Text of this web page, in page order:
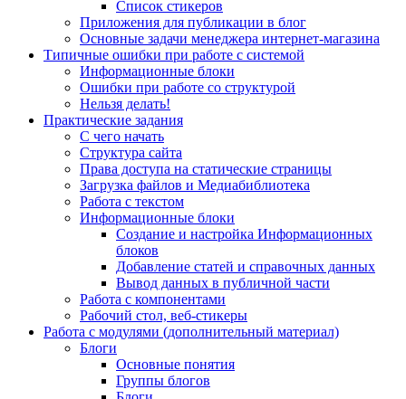
Список стикеров
Приложения для публикации в блог
Основные задачи менеджера интернет-магазина
Типичные ошибки при работе с системой
Информационные блоки
Ошибки при работе со структурой
Нельзя делать!
Практические задания
С чего начать
Структура сайта
Права доступа на статические страницы
Загрузка файлов и Медиабиблиотека
Работа с текстом
Информационные блоки
Создание и настройка Информационных
блоков
Добавление статей и справочных данных
Вывод данных в публичной части
Работа с компонентами
Рабочий стол, веб-стикеры
Работа с модулями (дополнительный материал)
Блоги
Основные понятия
Группы блогов